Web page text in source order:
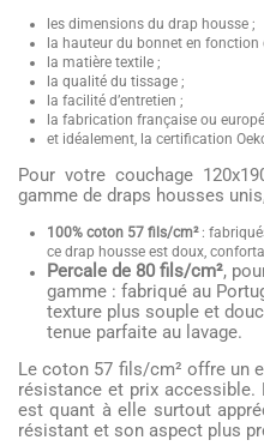
les dimensions du drap housse ;
la hauteur du bonnet en fonction
la matière textile ;
la qualité du tissage ;
la facilité d’entretien ;
la fabrication française ou
et idéalement, la certification
Pour votre couchage
gamme de draps housses
100% coton 57 fils/cm²:
ce drap housse est doux,
Percale de 80 fils/cm²,
gamme : fabriqué au
texture plus souple et
tenue parfaite au lavage.
Le coton 57 fils/cm² offre un
résistance et prix
est quant à elle surtout
résistant et son aspect plus